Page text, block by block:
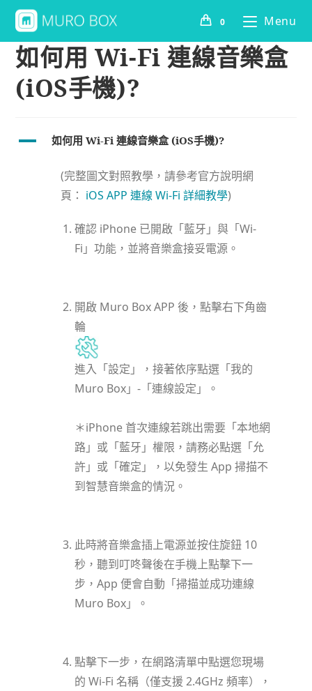
0 Menu
如何用 Wi-Fi 連線音樂盒
(iOS手機)?
A 如何用 Wi-Fi 連線音樂盒 (iOS手機)?
(完整圖文對照教學，請參考官方說明網
頁： iOS APP 連線 Wi-Fi 詳細教學)
確認 iPhone 已開啟「藍牙」與「Wi-
Fi」功能，並將音樂盒接妥電源。
開啟 Muro Box APP 後，點擊右下角齒
輪
進入「設定」，接著依序點選「我的
Muro Box」-「連線設定」。
＊iPhone 首次連線若跳出需要「本地網
路」或「藍牙」權限，請務必點選「允
許」或「確定」，以免發生 App 掃描不
到智慧音樂盒的情況。
此時將音樂盒插上電源並按住旋鈕 10
秒，聽到叮咚聲後在手機上點擊下一
步，App 便會自動「掃描並成功連線
Muro Box」。
點擊下一步，在網路清單中點選您現場
的 Wi-Fi 名稱（僅支援 2.4GHz 頻率），